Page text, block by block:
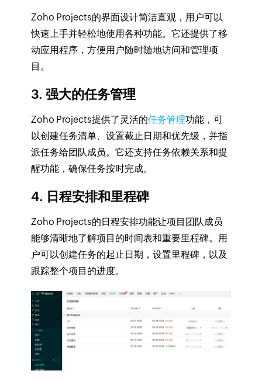
Zoho Projects的界面设计简洁直观，用户可以
快速上手并轻松地使用各种功能。它还提供了移
动应用程序，方便用户随时随地访问和管理项
目。
3. 强大的任务管理
Zoho Projects提供了灵活的任务管理功能，可
以创建任务清单、设置截止日期和优先级，并指
派任务给团队成员。它还支持任务依赖关系和提
醒功能，确保任务按时完成。
4. 日程安排和里程碑
Zoho Projects的日程安排功能让项目团队成员
能够清晰地了解项目的时间表和重要里程碑。用
户可以创建任务的起止日期，设置里程碑，以及
跟踪整个项目的进度。